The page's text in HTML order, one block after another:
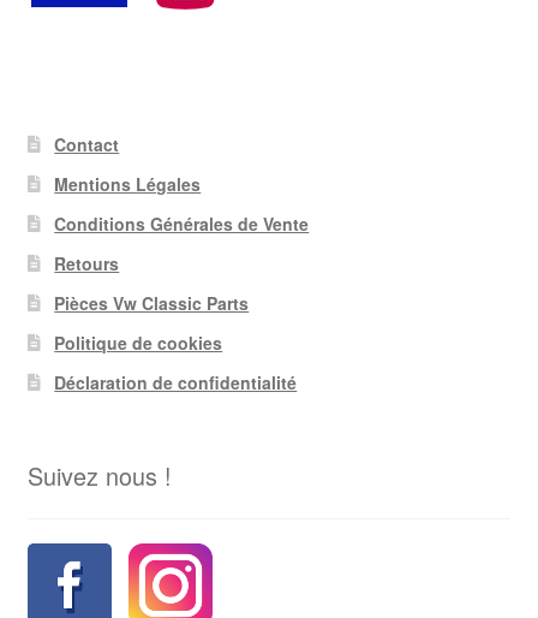
Contact
Mentions Légales
Conditions Générales de Vente
Retours
Pièces Vw Classic Parts
Politique de cookies
Déclaration de confidentialité
Suivez nous !